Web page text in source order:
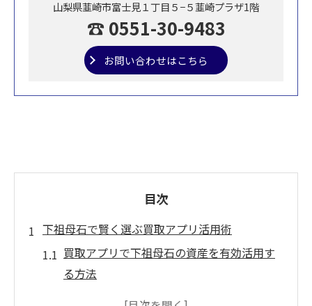
山梨県韮崎市富士見１丁目５−５韮崎プラザ1階
☎ 0551-30-9483
お問い合わせはこちら
目次
下祖母石で賢く選ぶ買取アプリ活用術
買取アプリで下祖母石の資産を有効活用す
る方法
地域密着型の買取サービスをアプリで探す